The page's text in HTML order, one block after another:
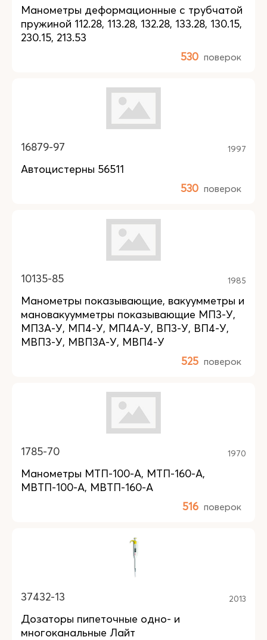
Манометры деформационные с трубчатой
пружиной 112.28, 113.28, 132.28, 133.28, 130.15,
230.15, 213.53
530 поверок
16879-97 1997
Автоцистерны 56511
530 поверок
10135-85 1985
Манометры показывающие, вакуумметры и
мановакуумметры показывающие МП3-У,
МП3А-У, МП4-У, МП4А-У, ВП3-У, ВП4-У,
МВП3-У, МВП3А-У, МВП4-У
525 поверок
1785-70 1970
Манометры МТП-100-А, МТП-160-А,
МВТП-100-А, МВТП-160-А
516 поверок
37432-13 2013
Дозаторы пипеточные одно- и
многоканальные Лайт